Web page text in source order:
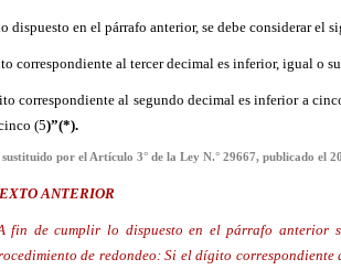
dispuesto en el párrafo anterior, se debe considerar el
correspondiente al tercer decimal es inferior, igual o
correspondiente al segundo decimal es inferior a
(5)”(*).
por el Artículo 3° de la Ley N.° 29667, publicado el
ANTERIOR
fin de cumplir lo dispuesto en el párrafo anterior
de redondeo: Si el dígito